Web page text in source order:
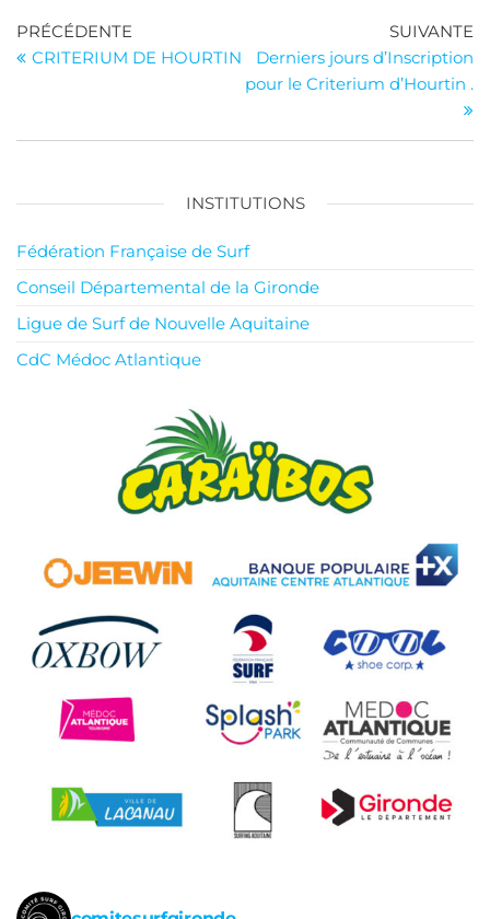
Navigation
de
Article
précédent
PRÉCÉDENTE
CRITERIUM DE HOURTIN
SUIVANTE
Derniers jours d’Inscription
pour le Criterium d’Hourtin .
INSTITUTIONS
Fédération Française de Surf
Conseil Départemental de la Gironde
Ligue de Surf de Nouvelle Aquitaine
CdC Médoc Atlantique